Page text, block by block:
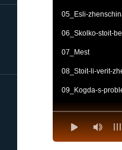
05_Esli-
06_Skolko-stoit-
07_Mest
08_Stoit-li-verit-
09_Kogda-s-
10_Kogda-odin-
11_Pochemu-